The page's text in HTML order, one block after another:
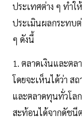
ประเทศต่าง ๆ ทำ
ประเมินผลกระทบ
ๆ ดังนี้
1. ตลาดเงินและต
โดยจะเห็นได้ว่า ส
และตลาดทุนทั่วโล
สะท้อนได้จากดัชนี